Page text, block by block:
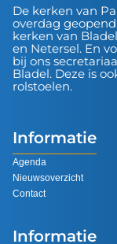
De kerken van
overdag
kerken van
en Netersel. En
bij ons
Bladel. Deze is
rolstoelen.
Informatie
Agenda
Nieuwsoverzicht
Contact
Informatie